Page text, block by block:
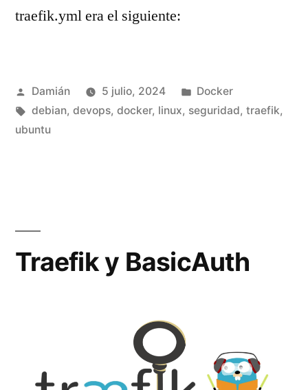
traefik.yml era el siguiente:
Publicado
por
Damián 5 julio, 2024
Publicado
en
Docker
Etiquetas:
debian, devops, docker, linux, seguridad, traefik,
ubuntu
Traefik y BasicAuth